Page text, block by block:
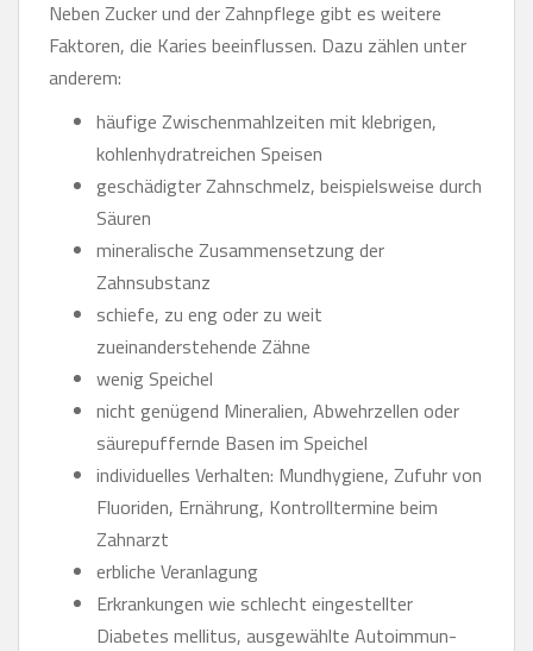
Neben Zucker und der Zahnpflege gibt es weitere
Faktoren, die Karies beeinflussen. Dazu zählen unter
anderem:
häufige Zwischenmahlzeiten mit klebrigen,
kohlenhydratreichen Speisen
geschädigter Zahnschmelz, beispielsweise durch
Säuren
mineralische Zusammensetzung der
Zahnsubstanz
schiefe, zu eng oder zu weit
zueinanderstehende Zähne
wenig Speichel
nicht genügend Mineralien, Abwehrzellen oder
säurepuffernde Basen im Speichel
individuelles Verhalten: Mundhygiene, Zufuhr von
Fluoriden, Ernährung, Kontrolltermine beim
Zahnarzt
erbliche Veranlagung
Erkrankungen wie schlecht eingestellter
Diabetes mellitus, ausgewählte Autoimmun-